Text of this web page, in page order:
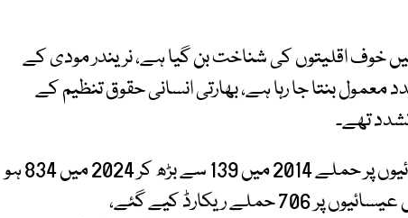
خوف اقلیتوں کی شناخت بن گیا ہے، نریندر مودی کے
بنتا جا رہا ہے، بھارتی انسانی حقوق تنظیم کے
تھے۔
یونائیٹڈ کرسچن فورم کے مطابق عیسائیوں پر حملے 2014 میں 139 سے بڑھ کر 2024 میں 834 ہو